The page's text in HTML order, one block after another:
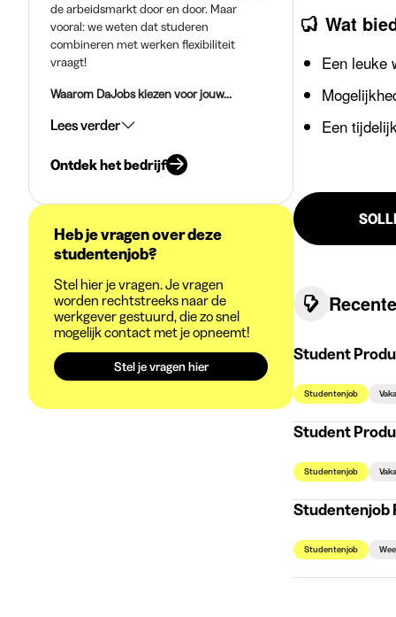
de arbeidsmarkt door en door. Maar
vooral: we weten dat studeren
combineren met werken flexibiliteit
vraagt!
Waarom DaJobs kiezen voor jouw...
Lees verder
Ontdek het bedrijf
Heb je vragen over deze
studentenjob?
Stel hier je vragen. Je vragen
worden rechtstreeks naar de
werkgever gestuurd, die zo snel
mogelijk contact met je opneemt!
Stel je vragen hier
Wat
Een leuke
Een
Student
Studentenjob
Student
Studentenjob
Studentenjob
Studentenjob